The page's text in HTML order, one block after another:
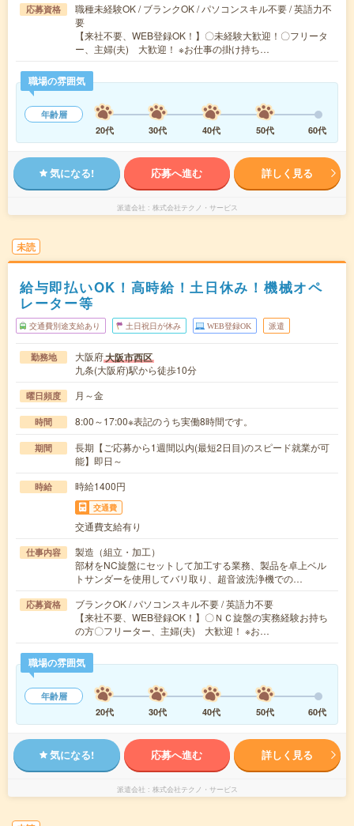
応募資格
職種未経験OK / ブランクOK / パソコンスキル不要 / 英語力不
要
【来社不要、WEB登録OK！】〇未経験大歓迎！〇フリータ
ー、主婦(夫) 大歓迎！ ※お仕事の掛け持ち…
職場の雰囲気
年齢層
20代
30代 40代 50代 60代
気になる! 応募へ進む 詳しく見る
派遣会社 株式会社テクノ・サービス
未読
給与即払いOK！高時給！土日休み！機械オペ
レーター等
交通費別途支給あり 土日祝日が休み WEB登録OK 派遣
勤務地 大阪府大阪市西区
九条(大阪府)駅から徒歩10分
曜日頻度 月～金
時間 8:00～17:00※表記のうち実働8時間です。
期間
長期【ご応募から1週間以内(最短2日目)のスピード就業が可
能】即日～
時給 時給1400円
交通費
交通費支給有り
仕事内容
製造（組立・加工）
部材をNC旋盤にセットして加工する業務、製品を卓上ベル
トサンダーを使用してバリ取り、超音波洗浄機での…
応募資格
ブランクOK / パソコンスキル不要 / 英語力不要
【来社不要、WEB登録OK！】〇ＮＣ旋盤の実務経験お持ち
の方〇フリーター、主婦(夫) 大歓迎！ ※お…
職場の雰囲気
年齢層
20代
30代 40代 50代 60代
気になる! 応募へ進む 詳しく見る
派遣会社 株式会社テクノ・サービス